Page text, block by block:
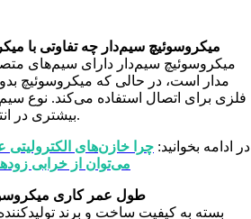
میکروسوئیچ سیم‌دار چه تفاوتی با
میکروسوئیچ سیم‌دار دارای سیم‌های
مدار است، در حالی که میکروسوئیچ
فلزی برای اتصال استفاده می‌کند. نوع
بیشتری در انتقال جریان فراهم می‌کند.
در ادامه بخوانید: چرا خازن‌های الکترولیتی
می‌توان از خرابی
طول عمر کاری
بسته به کیفیت ساخت و برند